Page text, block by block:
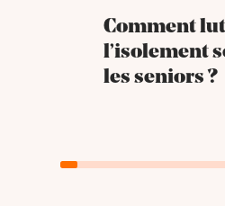
Comment
l’isolement
les seniors ?